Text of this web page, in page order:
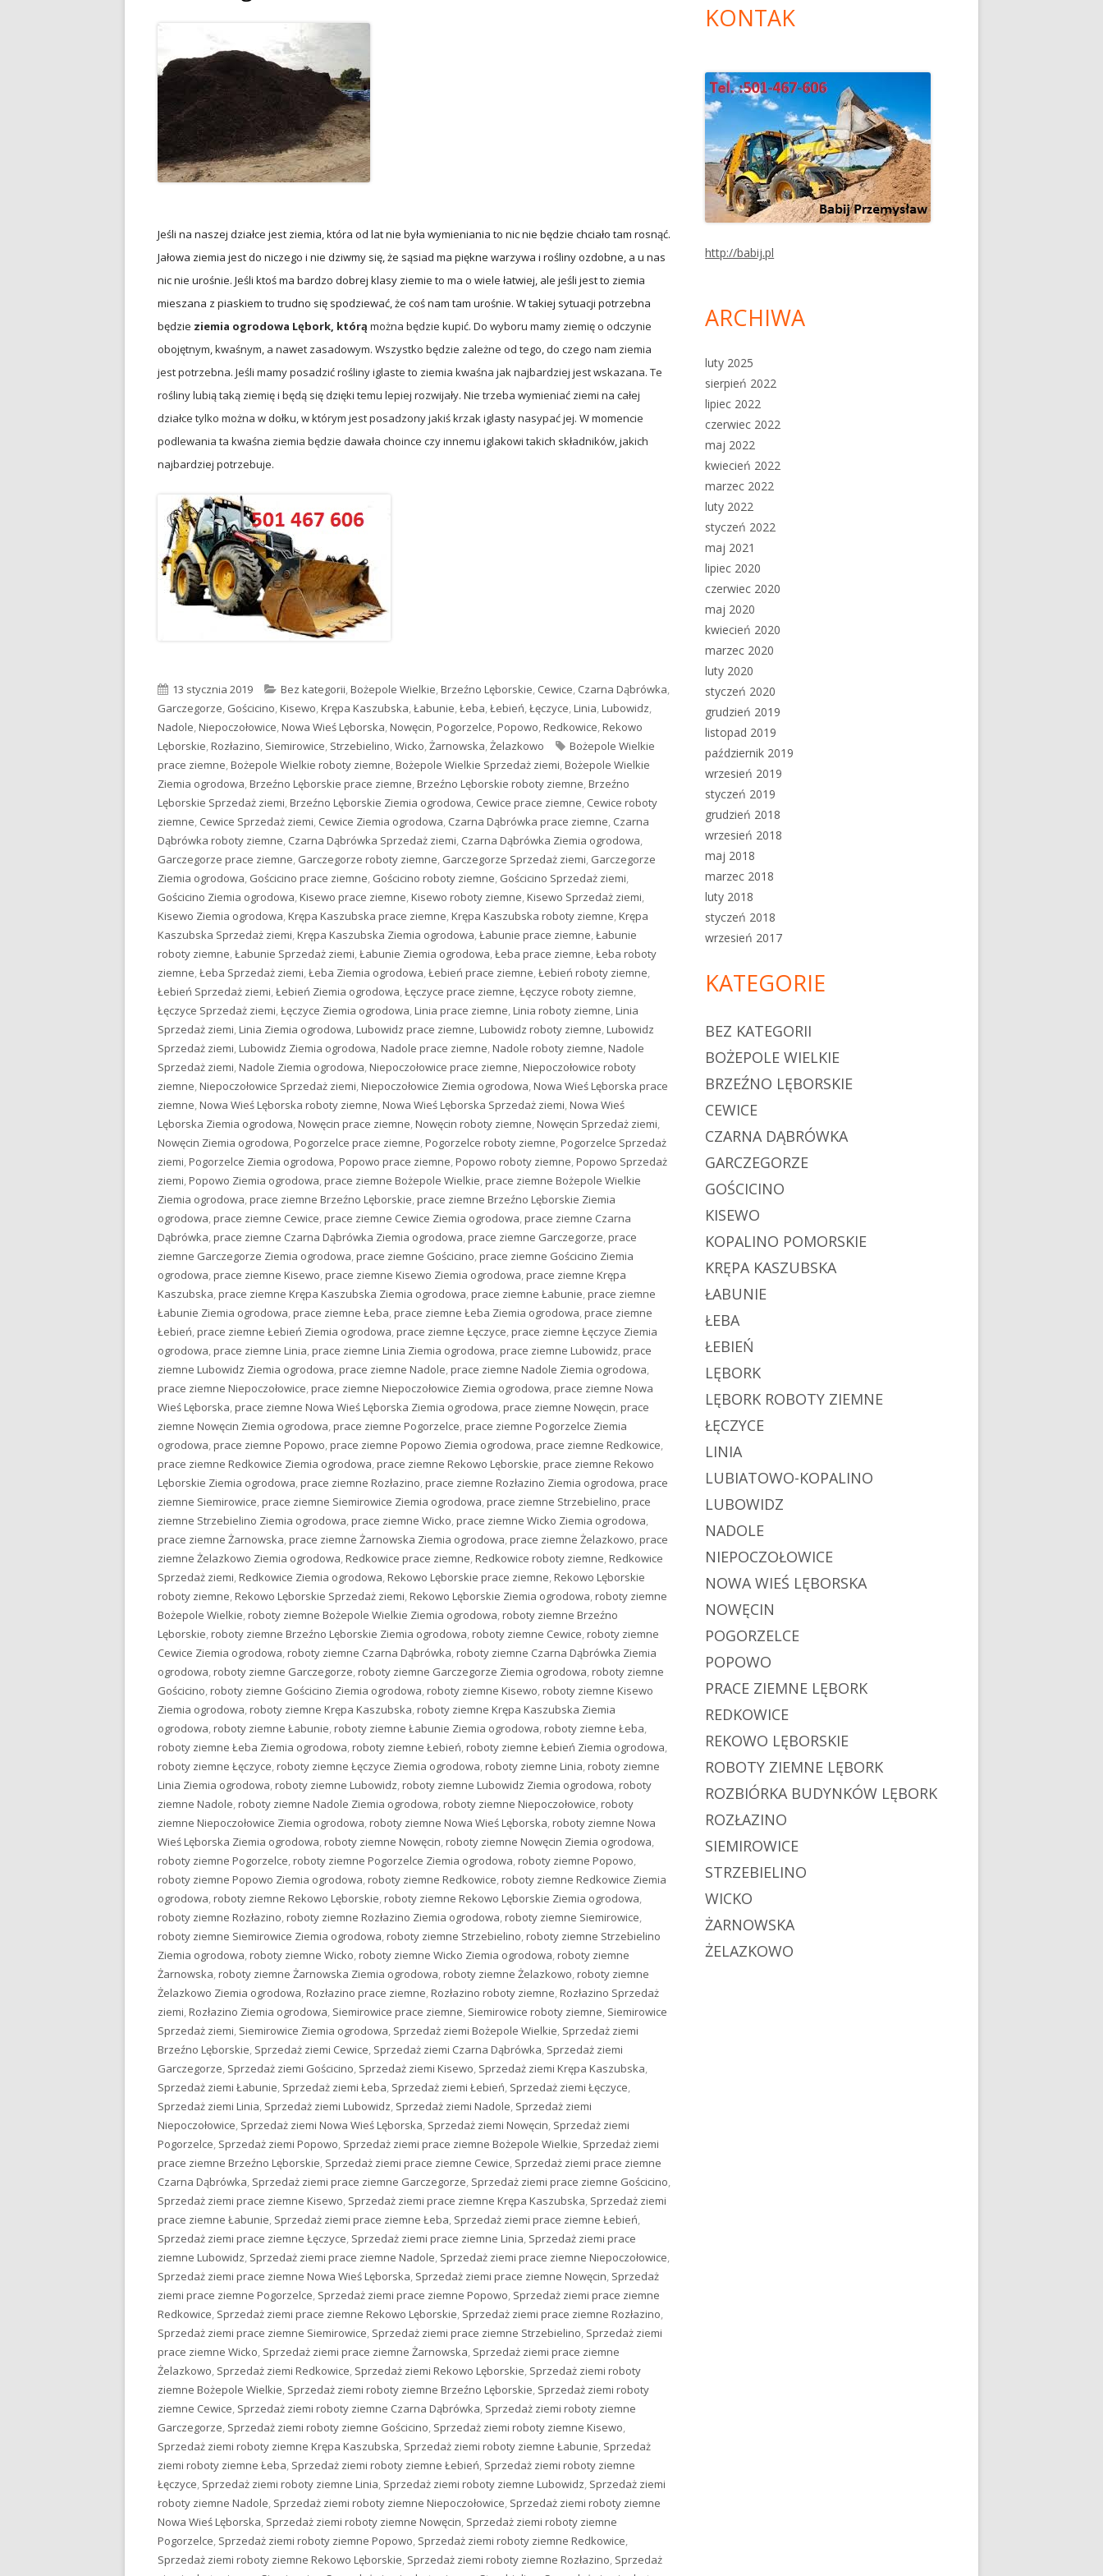
Jeśli na naszej działce jest ziemia, która od lat nie była wymieniania to nic nie będzie chciało tam rosnąć.
Jałowa ziemia jest do niczego i nie dziwmy się, że sąsiad ma piękne warzywa i rośliny ozdobne, a u nas
nic nie urośnie. Jeśli ktoś ma bardzo dobrej klasy ziemie to ma o wiele łatwiej, ale jeśli jest to ziemia
mieszana z piaskiem to trudno się spodziewać, że coś nam tam urośnie. W takiej sytuacji potrzebna
będzie ziemia ogrodowa Lębork, którą można będzie kupić. Do wyboru mamy ziemię o odczynie
obojętnym, kwaśnym, a nawet zasadowym. Wszystko będzie zależne od tego, do czego nam ziemia
jest potrzebna. Jeśli mamy posadzić rośliny iglaste to ziemia kwaśna jak najbardziej jest wskazana. Te
rośliny lubią taką ziemię i będą się dzięki temu lepiej rozwijały. Nie trzeba wymieniać ziemi na całej
działce tylko można w dołku, w którym jest posadzony jakiś krzak iglasty nasypać jej. W momencie
podlewania ta kwaśna ziemia będzie dawała choince czy innemu iglakowi takich składników, jakich
najbardziej potrzebuje.
Opublikowano
13 stycznia 2019 Kategorie
Bez kategorii,Bożepole Wielkie,Brzeźno Lęborskie, Cewice, Czarna Dąbrówka,
Garczegorze, Gościcino,Kisewo,Krępa Kaszubska,Łabunie,Łeba,Łebień,Łęczyce,Linia,Lubowidz,
Nadole,Niepoczołowice,Nowa Wieś Lęborska,Nowęcin,Pogorzelce,Popowo,Redkowice,Rekowo
Lęborskie,Rozłazino, Siemirowice, Strzebielino,Wicko,Żarnowska,Żelazkowo Tagi
Bożepole Wielkie
prace ziemne,Bożepole Wielkie roboty ziemne,Bożepole Wielkie Sprzedaż ziemi,Bożepole Wielkie
Ziemia ogrodowa,Brzeźno Lęborskie prace ziemne,Brzeźno Lęborskie roboty ziemne,Brzeźno
Lęborskie Sprzedaż ziemi,Brzeźno Lęborskie Ziemia ogrodowa, Cewice prace ziemne, Cewice roboty
ziemne, Cewice Sprzedaż ziemi, Cewice Ziemia ogrodowa, Czarna Dąbrówka prace ziemne, Czarna
Dąbrówka roboty ziemne, Czarna Dąbrówka Sprzedaż ziemi, Czarna Dąbrówka Ziemia ogrodowa,
Garczegorze prace ziemne, Garczegorze roboty ziemne, Garczegorze Sprzedaż ziemi, Garczegorze
Ziemia ogrodowa, Gościcino prace ziemne, Gościcino roboty ziemne, Gościcino Sprzedaż ziemi,
Gościcino Ziemia ogrodowa,Kisewo prace ziemne,Kisewo roboty ziemne,Kisewo Sprzedaż ziemi,
Kisewo Ziemia ogrodowa,Krępa Kaszubska prace ziemne,Krępa Kaszubska roboty ziemne,Krępa
Kaszubska Sprzedaż ziemi,Krępa Kaszubska Ziemia ogrodowa,Łabunie prace ziemne,Łabunie
roboty ziemne,Łabunie Sprzedaż ziemi,Łabunie Ziemia ogrodowa,Łeba prace ziemne,Łeba roboty
ziemne,Łeba Sprzedaż ziemi,Łeba Ziemia ogrodowa,Łebień prace ziemne,Łebień roboty ziemne,
Łebień Sprzedaż ziemi,Łebień Ziemia ogrodowa,Łęczyce prace ziemne,Łęczyce roboty ziemne,
Łęczyce Sprzedaż ziemi,Łęczyce Ziemia ogrodowa,Linia prace ziemne,Linia roboty ziemne,Linia
Sprzedaż ziemi,Linia Ziemia ogrodowa,Lubowidz prace ziemne,Lubowidz roboty ziemne,Lubowidz
Sprzedaż ziemi,Lubowidz Ziemia ogrodowa,Nadole prace ziemne,Nadole roboty ziemne,Nadole
Sprzedaż ziemi,Nadole Ziemia ogrodowa,Niepoczołowice prace ziemne,Niepoczołowice roboty
ziemne,Niepoczołowice Sprzedaż ziemi,Niepoczołowice Ziemia ogrodowa,Nowa Wieś Lęborska prace
ziemne,Nowa Wieś Lęborska roboty ziemne,Nowa Wieś Lęborska Sprzedaż ziemi,Nowa Wieś
Lęborska Ziemia ogrodowa,Nowęcin prace ziemne,Nowęcin roboty ziemne,Nowęcin Sprzedaż ziemi,
Nowęcin Ziemia ogrodowa,Pogorzelce prace ziemne,Pogorzelce roboty ziemne,Pogorzelce Sprzedaż
ziemi,Pogorzelce Ziemia ogrodowa,Popowo prace ziemne,Popowo roboty ziemne,Popowo Sprzedaż
ziemi,Popowo Ziemia ogrodowa,prace ziemne Bożepole Wielkie,prace ziemne Bożepole Wielkie
Ziemia ogrodowa,prace ziemne Brzeźno Lęborskie,prace ziemne Brzeźno Lęborskie Ziemia
ogrodowa,prace ziemne Cewice,prace ziemne Cewice Ziemia ogrodowa,prace ziemne Czarna
Dąbrówka,prace ziemne Czarna Dąbrówka Ziemia ogrodowa,prace ziemne Garczegorze,prace
ziemne Garczegorze Ziemia ogrodowa,prace ziemne Gościcino,prace ziemne Gościcino Ziemia
ogrodowa,prace ziemne Kisewo,prace ziemne Kisewo Ziemia ogrodowa,prace ziemne Krępa
Kaszubska,prace ziemne Krępa Kaszubska Ziemia ogrodowa,prace ziemne Łabunie,prace ziemne
Łabunie Ziemia ogrodowa,prace ziemne Łeba,prace ziemne Łeba Ziemia ogrodowa,prace ziemne
Łebień,prace ziemne Łebień Ziemia ogrodowa,prace ziemne Łęczyce,prace ziemne Łęczyce Ziemia
ogrodowa,prace ziemne Linia,prace ziemne Linia Ziemia ogrodowa,prace ziemne Lubowidz,prace
ziemne Lubowidz Ziemia ogrodowa,prace ziemne Nadole,prace ziemne Nadole Ziemia ogrodowa,
prace ziemne Niepoczołowice,prace ziemne Niepoczołowice Ziemia ogrodowa,prace ziemne Nowa
Wieś Lęborska,prace ziemne Nowa Wieś Lęborska Ziemia ogrodowa,prace ziemne Nowęcin,prace
ziemne Nowęcin Ziemia ogrodowa,prace ziemne Pogorzelce,prace ziemne Pogorzelce Ziemia
ogrodowa,prace ziemne Popowo,prace ziemne Popowo Ziemia ogrodowa,prace ziemne Redkowice,
prace ziemne Redkowice Ziemia ogrodowa,prace ziemne Rekowo Lęborskie,prace ziemne Rekowo
Lęborskie Ziemia ogrodowa,prace ziemne Rozłazino,prace ziemne Rozłazino Ziemia ogrodowa,prace
ziemne Siemirowice,prace ziemne Siemirowice Ziemia ogrodowa,prace ziemne Strzebielino,prace
ziemne Strzebielino Ziemia ogrodowa,prace ziemne Wicko,prace ziemne Wicko Ziemia ogrodowa,
prace ziemne Żarnowska,prace ziemne Żarnowska Ziemia ogrodowa,prace ziemne Żelazkowo,prace
ziemne Żelazkowo Ziemia ogrodowa,Redkowice prace ziemne,Redkowice roboty ziemne,Redkowice
Sprzedaż ziemi,Redkowice Ziemia ogrodowa,Rekowo Lęborskie prace ziemne,Rekowo Lęborskie
roboty ziemne,Rekowo Lęborskie Sprzedaż ziemi,Rekowo Lęborskie Ziemia ogrodowa,roboty ziemne
Bożepole Wielkie,roboty ziemne Bożepole Wielkie Ziemia ogrodowa,roboty ziemne Brzeźno
Lęborskie,roboty ziemne Brzeźno Lęborskie Ziemia ogrodowa,roboty ziemne Cewice,roboty ziemne
Cewice Ziemia ogrodowa,roboty ziemne Czarna Dąbrówka,roboty ziemne Czarna Dąbrówka Ziemia
ogrodowa,roboty ziemne Garczegorze,roboty ziemne Garczegorze Ziemia ogrodowa,roboty ziemne
Gościcino,roboty ziemne Gościcino Ziemia ogrodowa,roboty ziemne Kisewo,roboty ziemne Kisewo
Ziemia ogrodowa,roboty ziemne Krępa Kaszubska,roboty ziemne Krępa Kaszubska Ziemia
ogrodowa,roboty ziemne Łabunie,roboty ziemne Łabunie Ziemia ogrodowa,roboty ziemne Łeba,
roboty ziemne Łeba Ziemia ogrodowa,roboty ziemne Łebień,roboty ziemne Łebień Ziemia ogrodowa,
roboty ziemne Łęczyce,roboty ziemne Łęczyce Ziemia ogrodowa,roboty ziemne Linia,roboty ziemne
Linia Ziemia ogrodowa,roboty ziemne Lubowidz,roboty ziemne Lubowidz Ziemia ogrodowa,roboty
ziemne Nadole,roboty ziemne Nadole Ziemia ogrodowa,roboty ziemne Niepoczołowice,roboty
ziemne Niepoczołowice Ziemia ogrodowa,roboty ziemne Nowa Wieś Lęborska,roboty ziemne Nowa
Wieś Lęborska Ziemia ogrodowa,roboty ziemne Nowęcin,roboty ziemne Nowęcin Ziemia ogrodowa,
roboty ziemne Pogorzelce,roboty ziemne Pogorzelce Ziemia ogrodowa,roboty ziemne Popowo,
roboty ziemne Popowo Ziemia ogrodowa,roboty ziemne Redkowice,roboty ziemne Redkowice Ziemia
ogrodowa,roboty ziemne Rekowo Lęborskie,roboty ziemne Rekowo Lęborskie Ziemia ogrodowa,
roboty ziemne Rozłazino,roboty ziemne Rozłazino Ziemia ogrodowa,roboty ziemne Siemirowice,
roboty ziemne Siemirowice Ziemia ogrodowa,roboty ziemne Strzebielino,roboty ziemne Strzebielino
Ziemia ogrodowa,roboty ziemne Wicko,roboty ziemne Wicko Ziemia ogrodowa,roboty ziemne
Żarnowska,roboty ziemne Żarnowska Ziemia ogrodowa,roboty ziemne Żelazkowo,roboty ziemne
Żelazkowo Ziemia ogrodowa,Rozłazino prace ziemne,Rozłazino roboty ziemne,Rozłazino Sprzedaż
ziemi,Rozłazino Ziemia ogrodowa, Siemirowice prace ziemne, Siemirowice roboty ziemne, Siemirowice
Sprzedaż ziemi, Siemirowice Ziemia ogrodowa, Sprzedaż ziemi Bożepole Wielkie, Sprzedaż ziemi
Brzeźno Lęborskie, Sprzedaż ziemi Cewice, Sprzedaż ziemi Czarna Dąbrówka, Sprzedaż ziemi
Garczegorze, Sprzedaż ziemi Gościcino, Sprzedaż ziemi Kisewo, Sprzedaż ziemi Krępa Kaszubska,
Sprzedaż ziemi Łabunie, Sprzedaż ziemi Łeba, Sprzedaż ziemi Łebień, Sprzedaż ziemi Łęczyce,
Sprzedaż ziemi Linia, Sprzedaż ziemi Lubowidz, Sprzedaż ziemi Nadole, Sprzedaż ziemi
Niepoczołowice, Sprzedaż ziemi Nowa Wieś Lęborska, Sprzedaż ziemi Nowęcin, Sprzedaż ziemi
Pogorzelce, Sprzedaż ziemi Popowo, Sprzedaż ziemi prace ziemne Bożepole Wielkie, Sprzedaż ziemi
prace ziemne Brzeźno Lęborskie, Sprzedaż ziemi prace ziemne Cewice, Sprzedaż ziemi prace ziemne
Czarna Dąbrówka, Sprzedaż ziemi prace ziemne Garczegorze, Sprzedaż ziemi prace ziemne Gościcino,
Sprzedaż ziemi prace ziemne Kisewo, Sprzedaż ziemi prace ziemne Krępa Kaszubska, Sprzedaż ziemi
prace ziemne Łabunie, Sprzedaż ziemi prace ziemne Łeba, Sprzedaż ziemi prace ziemne Łebień,
Sprzedaż ziemi prace ziemne Łęczyce, Sprzedaż ziemi prace ziemne Linia, Sprzedaż ziemi prace
ziemne Lubowidz, Sprzedaż ziemi prace ziemne Nadole, Sprzedaż ziemi prace ziemne Niepoczołowice,
Sprzedaż ziemi prace ziemne Nowa Wieś Lęborska, Sprzedaż ziemi prace ziemne Nowęcin, Sprzedaż
ziemi prace ziemne Pogorzelce, Sprzedaż ziemi prace ziemne Popowo, Sprzedaż ziemi prace ziemne
Redkowice, Sprzedaż ziemi prace ziemne Rekowo Lęborskie, Sprzedaż ziemi prace ziemne Rozłazino,
Sprzedaż ziemi prace ziemne Siemirowice, Sprzedaż ziemi prace ziemne Strzebielino, Sprzedaż ziemi
prace ziemne Wicko, Sprzedaż ziemi prace ziemne Żarnowska, Sprzedaż ziemi prace ziemne
Żelazkowo, Sprzedaż ziemi Redkowice, Sprzedaż ziemi Rekowo Lęborskie, Sprzedaż ziemi roboty
ziemne Bożepole Wielkie, Sprzedaż ziemi roboty ziemne Brzeźno Lęborskie, Sprzedaż ziemi roboty
ziemne Cewice, Sprzedaż ziemi roboty ziemne Czarna Dąbrówka, Sprzedaż ziemi roboty ziemne
Garczegorze, Sprzedaż ziemi roboty ziemne Gościcino, Sprzedaż ziemi roboty ziemne Kisewo,
Sprzedaż ziemi roboty ziemne Krępa Kaszubska, Sprzedaż ziemi roboty ziemne Łabunie, Sprzedaż
ziemi roboty ziemne Łeba, Sprzedaż ziemi roboty ziemne Łebień, Sprzedaż ziemi roboty ziemne
Łęczyce, Sprzedaż ziemi roboty ziemne Linia, Sprzedaż ziemi roboty ziemne Lubowidz, Sprzedaż ziemi
roboty ziemne Nadole, Sprzedaż ziemi roboty ziemne Niepoczołowice, Sprzedaż ziemi roboty ziemne
Nowa Wieś Lęborska, Sprzedaż ziemi roboty ziemne Nowęcin, Sprzedaż ziemi roboty ziemne
Pogorzelce, Sprzedaż ziemi roboty ziemne Popowo, Sprzedaż ziemi roboty ziemne Redkowice,
Sprzedaż ziemi roboty ziemne Rekowo Lęborskie, Sprzedaż ziemi roboty ziemne Rozłazino, Sprzedaż
KONTAK
http://babij.pl
ARCHIWA
luty 2025
sierpień 2022
lipiec 2022
czerwiec 2022
maj 2022
kwiecień 2022
marzec 2022
luty 2022
styczeń 2022
maj 2021
lipiec 2020
czerwiec 2020
maj 2020
kwiecień 2020
marzec 2020
luty 2020
styczeń 2020
grudzień 2019
listopad 2019
październik 2019
wrzesień 2019
styczeń 2019
grudzień 2018
wrzesień 2018
maj 2018
marzec 2018
luty 2018
styczeń 2018
wrzesień 2017
KATEGORIE
BEZ KATEGORII
BOŻEPOLE WIELKIE
BRZEŹNO LĘBORSKIE
CEWICE
CZARNA DĄBRÓWKA
GARCZEGORZE
GOŚCICINO
KISEWO
KOPALINO POMORSKIE
KRĘPA KASZUBSKA
ŁABUNIE
ŁEBA
ŁEBIEŃ
LĘBORK
LĘBORK ROBOTY ZIEMNE
ŁĘCZYCE
LINIA
LUBIATOWO-KOPALINO
LUBOWIDZ
NADOLE
NIEPOCZOŁOWICE
NOWA WIEŚ LĘBORSKA
NOWĘCIN
POGORZELCE
POPOWO
PRACE ZIEMNE LĘBORK
REDKOWICE
REKOWO LĘBORSKIE
ROBOTY ZIEMNE LĘBORK
ROZBIÓRKA BUDYNKÓW LĘBORK
ROZŁAZINO
SIEMIROWICE
STRZEBIELINO
WICKO
ŻARNOWSKA
ŻELAZKOWO